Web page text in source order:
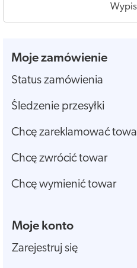
Moje zamówienie
Status zamówienia
Śledzenie przesyłki
Chcę zareklamować
Chcę zwrócić towar
Chcę wymienić towar
Moje konto
Zarejestruj się